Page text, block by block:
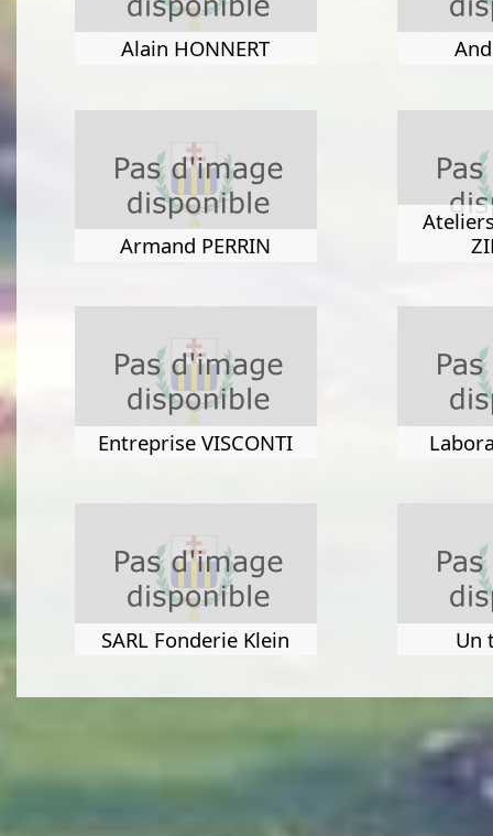
Alain HONNERT
Armand PERRIN
Entreprise VISCONTI
SARL Fonderie Klein Un